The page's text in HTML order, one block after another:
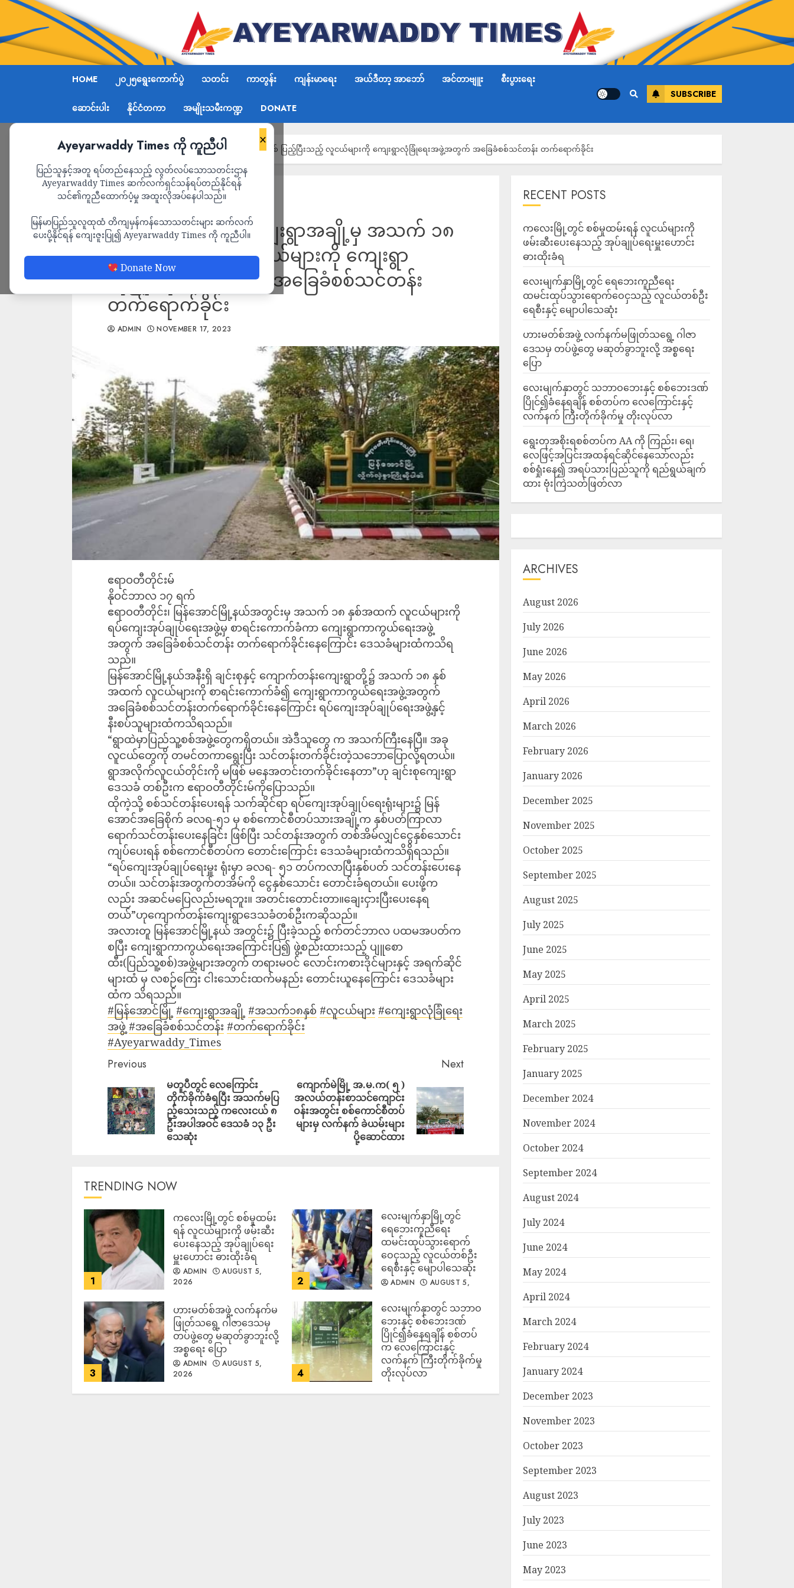
HOME ၂၀၂၅ရွေးကောက်ပွဲ သတင်း ကာတွန်း ကျန်းမာရေး အယ်ဒီတာ့ အာဘော် အင်တာဗျူး စီးပွားရေး
ဆောင်းပါး နိုင်ငံတကာ အမျိုးသမီးကဏ္ဍ DONATE
SUBSCRIBE
×
Ayeyarwaddy Times ကို ကူညီပါ
ပြည်သူနှင့်အတူ ရပ်တည်နေသည့် လွတ်လပ်သောသတင်းဌာန
Ayeyarwaddy Times ဆက်လက်ရှင်သန်ရပ်တည်နိုင်ရန်
သင်၏ကူညီထောက်ပံ့မှု အထူးလိုအပ်နေပါသည်။
မြန်မာပြည်သူလူထုထံ တိကျမှန်ကန်သောသတင်းများ ဆက်လက်
ပေးပို့နိုင်ရန် ကျေးဇူးပြု၍ Ayeyarwaddy Times ကို ကူညီပါ။
Donate Now
Home မြန်အောင်မြို့နယ် ကျေးရွာအချို့မှ အသက် ၁၈ နှစ် ပြည့်ပြီးသည့် လူငယ်များကို ကျေးရွာလုံခြုံရေးအဖွဲ့အတွက် အခြေခံစစ်သင်တန်း တက်‌ရောက်ခိုင်း
သတင်း
မြန်အောင်မြို့နယ် ကျေးရွာအချို့မှ အသက် ၁၈
နှစ် ပြည့်ပြီးသည့် လူငယ်များကို ကျေးရွာ
လုံခြုံရေးအဖွဲ့အတွက် အခြေခံစစ်သင်တန်း
တက်‌ရောက်ခိုင်း
ADMIN NOVEMBER 17, 2023
ဧရာဝတီတိုင်းမ်
နိုဝင်ဘာလ ၁၇ ရက်
ဧရာဝတီတိုင်း၊ မြန်အောင်မြို့နယ်အတွင်းမှ အသက် ၁၈ နှစ်အထက် လူငယ်များကို
ရပ်ကျေးအုပ်ချုပ်‌ရေးအဖွဲ့မှ စာရင်းကောက်ခံကာ ကျေးရွာကာကွယ်ရေးအဖွဲ့
အတွက် အခြေခံစစ်သင်တန်း တက်‌ရောက်ခိုင်းနေကြောင်း ဒေသခံများထံကသိရ
သည်။
မြန်အောင်မြို့နယ်အနီးရှိ ချင်းစုနှင့် ကျောက်တန်းကျေးရွာတို့၌ အသက် ၁၈ နှစ်
အထက် လူငယ်များကို စာရင်းကောက်ခံ၍ ကျေးရွာကာကွယ်ရေးအဖွဲ့အတွက်
အခြေခံစစ်သင်တန်းတက်‌ရောက်ခိုင်းနေကြောင်း ရပ်ကျေးအုပ်ချုပ်ရေးအဖွဲ့နှင့်
နီးစပ်သူများထံကသိရသည်။
“ရွာထဲမှာပြည်သူ့စစ်အဖွဲ့တွေကရှိတယ်။ အဲဒီသူတွေ က အသက်ကြီးနေပြီ။ အခု
လူငယ်တွေကို တမင်တကာ‌ရွေးပြီး သင်တန်းတက်ခိုင်းတဲ့သဘောပြောလို့ရတယ်။
ရွာအလိုက်လူငယ်တိုင်းကို မဖြစ် မနေအတင်းတက်ခိုင်းနေတာ”ဟု ချင်းစုကျေးရွာ
ဒေသခံ တစ်ဦးက ဧရာဝတီတိုင်းမ်ကိုပြောသည်။
ထိုကဲ့သို့ စစ်သင်တန်းပေးရန် သက်ဆိုင်ရာ ရပ်ကျေးအုပ်ချုပ်ရေးရုံးများ၌ မြန်
အောင်အခြေစိုက် ခလရ-၅၁ မှ စစ်ကောင်စီတပ်သားအချို့က နှစ်ပတ်ကြာလာ
ရောက်သင်တန်းပေးနေခြင်း ဖြစ်ပြီး သင်တန်းအတွက် တစ်အိမ်လျှင်ငွေနှစ်သောင်း
ကျပ်ပေးရန် စစ်ကောင်စီတပ်က တောင်းကြောင်း ဒေသခံများထံကသိရှိရသည်။
“ရပ်ကျေးအုပ်ချုပ်ရေးမှူး ရုံးမှာ ခလရ- ၅၁ တပ်ကလာပြီးနှစ်ပတ် သင်တန်းပေးနေ
တယ်။ သင်တန်းအတွက်တအိမ်ကို ငွေနှစ်သောင်း တောင်းခံရတယ်။ ပေးဖို့က
လည်း အဆင်မပြေလည်းမရဘူး။ အတင်းတောင်းတာ။ချေးငှားပြီးပေးနေရ
တယ်”ဟုကျောက်တန်းကျေးရွာဒေသခံတစ်ဦးကဆိုသည်။
အလားတူ မြန်အောင်မြို့နယ် အတွင်း၌ ပြီးခဲ့သည့် စက်တင်ဘာလ ပထမအပတ်က
စပြီး ကျေးရွာကာကွယ်ရေးအကြောင်းပြ၍ ဖွဲ့စည်းထားသည့် ပျူစော
ထီး(ပြည်သူ့စစ်)အဖွဲ့များအတွက် တရားမဝင် လောင်းကစားဒိုင်များနှင့် အရက်ဆိုင်
များထံ မှ လစဉ်ကြေး ငါးသောင်းထက်မနည်း တောင်းယူနေကြောင်း ဒေသခံများ
ထံက သိရသည်။
#မြန်အောင်မြို့ #ကျေးရွာအချို့ #အသက်၁၈နှစ် #လူငယ်များ #ကျေးရွာလုံခြုံရေး
အဖွဲ့ #အခြေခံစစ်သင်တန်း #တက်‌ရောက်ခိုင်း
#Ayeyarwaddy_Times
Previous
မတူပီတွင် လေကြောင်း
တိုက်ခိုက်ခံရပြီး အသက်မပြ
ည့်သေးသည့် ကလေးငယ် ၈
ဦးအပါအဝင် ဒေသခံ ၁၃ ဦး
သေဆုံး
Next
ကျောက်မဲမြို့ အ.မ.က( ၅ )
အလယ်တန်းစာသင်ကျောင်း
ဝန်းအတွင်း စစ်ကောင်စီတပ်
များမှ လက်နက် ခဲယမ်းများ
ပို့ဆောင်ထား
TRENDING NOW
1
ကလေးမြို့တွင် စစ်မှုထမ်း
ရန် လူငယ်များကို ဖမ်းဆီး
ပေးနေသည့် အုပ်ချုပ်ရေး
မှူးဟောင်း ဓားထိုးခံရ
ADMIN
AUGUST 5,
2026
2
လေးမျက်နှာမြို့တွင်
ရေဘေးကူညီရေး
ထမင်းထုပ်သွားရောက်
ဝေငှသည့် လူငယ်တစ်ဦး
ရေစီးနှင့် မျောပါသေဆုံး
ADMIN
AUGUST 5,
3
ဟားမတ်စ်အဖွဲ့ လက်နက်မ
ဖြုတ်သရွေ့ ဂါဇာဒေသမှ
တပ်ဖွဲ့တွေ မဆုတ်ခွာဘူးလို့
အစ္စရေး ပြော
ADMIN
AUGUST 5,
2026
4
‎လေးမျက်နှာတွင် သဘာဝ
ဘေးနှင့် စစ်ဘေးဒဏ်
ပြိုင်၍ခံနေရချိန် စစ်တပ်
က လေကြောင်းနှင့်
လက်နက် ကြီးတိုက်ခိုက်မှု
တိုးလုပ်လာ
RECENT POSTS
ကလေးမြို့တွင် စစ်မှုထမ်းရန် လူငယ်များကို
ဖမ်းဆီးပေးနေသည့် အုပ်ချုပ်ရေးမှူးဟောင်း
ဓားထိုးခံရ
လေးမျက်နှာမြို့တွင် ရေဘေးကူညီရေး
ထမင်းထုပ်သွားရောက်ဝေငှသည့် လူငယ်တစ်ဦး
ရေစီးနှင့် မျောပါသေဆုံး
ဟားမတ်စ်အဖွဲ့ လက်နက်မဖြုတ်သရွေ့ ဂါဇာ
ဒေသမှ တပ်ဖွဲ့တွေ မဆုတ်ခွာဘူးလို့ အစ္စရေး
ပြော
‎လေးမျက်နှာတွင် သဘာဝဘေးနှင့် စစ်ဘေးဒဏ်
ပြိုင်၍ခံနေရချိန် စစ်တပ်က လေကြောင်းနှင့်
လက်နက် ကြီးတိုက်ခိုက်မှု တိုးလုပ်လာ
ရွေးတုအစိုးရစစ်တပ်က AA ကို ကြည်း၊ ရေ၊
လေဖြင့်အပြင်းအထန်ရင်ဆိုင်နေသော်လည်း
စစ်ရှုံးနေ၍ အရပ်သားပြည်သူကို ရည်ရွယ်ချက်
ထား ဗုံးကြဲသတ်ဖြတ်လာ
ARCHIVES
August 2026
July 2026
June 2026
May 2026
April 2026
March 2026
February 2026
January 2026
December 2025
November 2025
October 2025
September 2025
August 2025
July 2025
June 2025
May 2025
April 2025
March 2025
February 2025
January 2025
December 2024
November 2024
October 2024
September 2024
August 2024
July 2024
June 2024
May 2024
April 2024
March 2024
February 2024
January 2024
December 2023
November 2023
October 2023
September 2023
August 2023
July 2023
June 2023
May 2023